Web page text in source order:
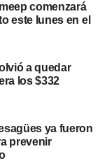
comenzará
este lunes en el
a quedar
los $332
ya fueron
prevenir